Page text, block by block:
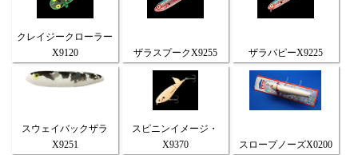
クレイジークローラー
X9120
ザラスプークX9255 ザラパピーX9225
スウェイバックザラ
X9251
スピニンイメージ・
X9370
スロープノーズX0200